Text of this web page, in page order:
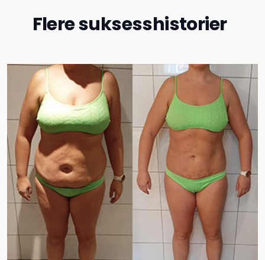
Flere suksesshistorier